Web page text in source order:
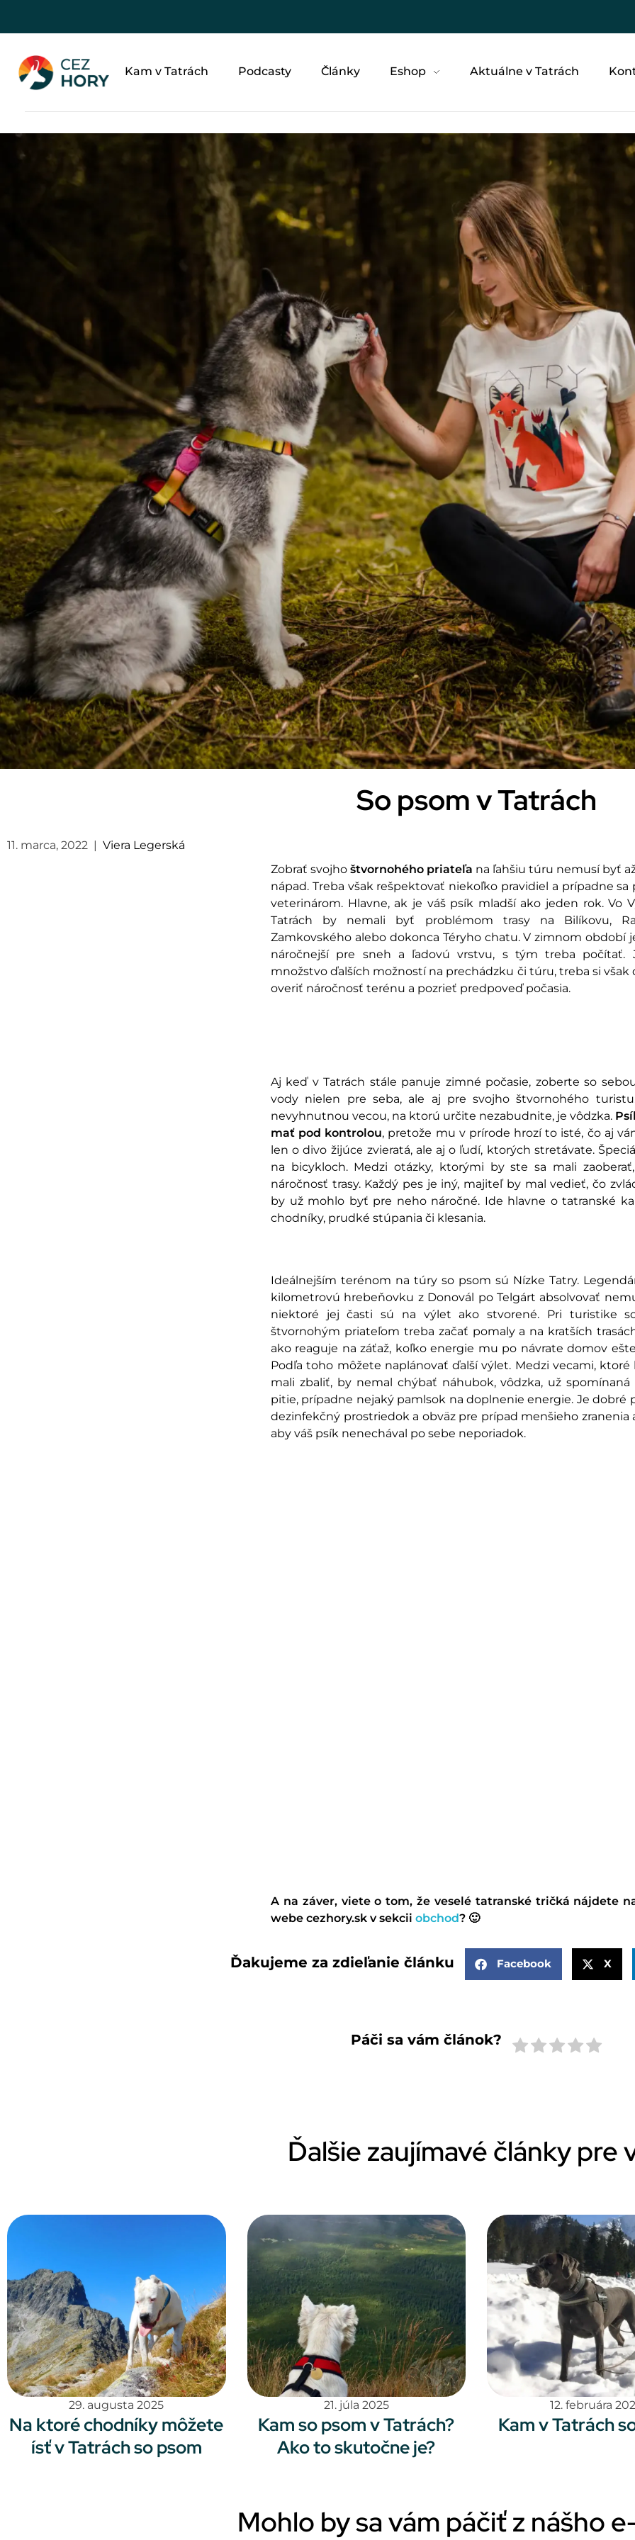
Kam v Tatrách Podcasty Články Eshop Aktuálne v Tatrách
So psom v Tatrách
11. marca, 2022 | Viera Legerská
Zobrať svojho štvornohého priateľa na ľahšiu túru nemusí byť
nápad. Treba však rešpektovať niekoľko pravidiel a prípadne sa
veterinárom. Hlavne, ak je váš psík mladší ako jeden rok. Vo
Tatrách by nemali byť problémom trasy na Bilíkovu,
Zamkovského alebo dokonca Téryho chatu. V zimnom období
náročnejší pre sneh a ľadovú vrstvu, s tým treba počítať.
množstvo ďalších možností na prechádzku či túru, treba si však
overiť náročnosť terénu a pozrieť predpoveď počasia.
Aj keď v Tatrách stále panuje zimné počasie, zoberte so
vody nielen pre seba, ale aj pre svojho štvornohého
nevyhnutnou vecou, na ktorú určite nezabudnite, je vôdzka.
mať pod kontrolou, pretože mu v prírode hrozí to isté, čo aj
len o divo žijúce zvieratá, ale aj o ľudí, ktorých stretávate.
na bicykloch. Medzi otázky, ktorými by ste sa mali
náročnosť trasy. Každý pes je iný, majiteľ by mal vedieť, čo
by už mohlo byť pre neho náročné. Ide hlavne o tatranské
chodníky, prudké stúpania či klesania.
Ideálnejším terénom na túry so psom sú Nízke Tatry.
kilometrovú hrebeňovku z Donovál po Telgárt absolvovať
niektoré jej časti sú na výlet ako stvorené. Pri turistike
štvornohým priateľom treba začať pomaly a na kratších
ako reaguje na záťaž, koľko energie mu po návrate domov
Podľa toho môžete naplánovať ďalší výlet. Medzi vecami, ktoré
mali zbaliť, by nemal chýbať náhubok, vôdzka, už spomínaná
pitie, prípadne nejaký pamlsok na doplnenie energie. Je dobré
dezinfekčný prostriedok a obväz pre prípad menšieho zranenia
aby váš psík nenechával po sebe neporiadok.
A na záver, viete o tom, že veselé tatranské tričká nájdete
webe cezhory.sk v sekcii obchod? 🙂
Ďakujeme za zdieľanie článku Facebook X
Páči sa vám článok?
Ďalšie zaujímavé články pre
29. augusta 2025
Na ktoré chodníky môžete
ísť v Tatrách so psom
21. júla 2025
Kam so psom v Tatrách?
Ako to skutočne je?
12. februára
Kam v Tatrách
Mohlo by sa vám páčiť z nášho